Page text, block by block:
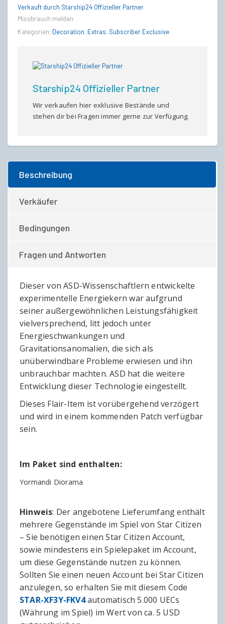
Verkauft durch Starship24 Offizieller Partner
Missbrauch melden
Kategorien: Decoration, Extras, Subscriber Exclusive
Starship24 Offizieller Partner
Wir verkaufen hier exklusive Bestände und
stehen dir bei Fragen immer gerne zur Verfügung.
Beschreibung
Verkäufer
Bedingungen
Fragen und Antworten
Dieser von ASD-Wissenschaftlern entwickelte
experimentelle Energiekern war aufgrund
seiner außergewöhnlichen Leistungsfähigkeit
vielversprechend, litt jedoch unter
Energieschwankungen und
Gravitationsanomalien, die sich als
unüberwindbare Probleme erwiesen und ihn
unbrauchbar machten. ASD hat die weitere
Entwicklung dieser Technologie eingestellt.
Dieses Flair-Item ist vorübergehend verzögert
und wird in einem kommenden Patch verfügbar
sein.
Im Paket sind enthalten:
Yormandi Diorama
Hinweis: Der angebotene Lieferumfang enthält
mehrere Gegenstände im Spiel von Star Citizen
– Sie benötigen einen Star Citizen Account,
sowie mindestens ein Spielepaket im Account,
um diese Gegenstände nutzen zu können.
Sollten Sie einen neuen Account bei Star Citizen
anzulegen, so erhalten Sie mit diesem Code
STAR-XF3Y-FKV4automatisch 5.000 UECs
(Währung im Spiel) im Wert von ca. 5 USD